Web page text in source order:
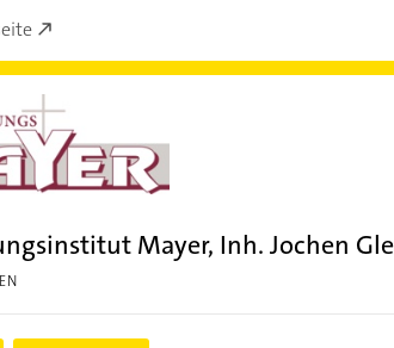
Mayer, Inh. Jochen